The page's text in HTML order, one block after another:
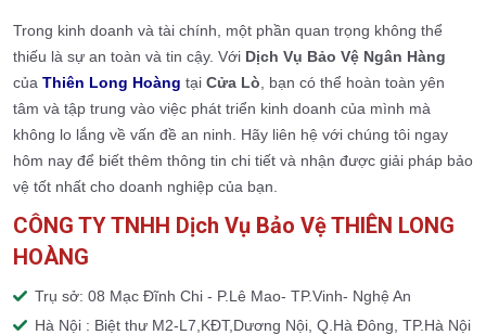
Trong kinh doanh và tài chính, một phần quan trọng không thể
thiếu là sự an toàn và tin cậy. Với Dịch Vụ Bảo Vệ Ngân Hàng
của Thiên Long Hoàng tại Cửa Lò , bạn có thể hoàn toàn yên
tâm và tập trung vào việc phát triển kinh doanh của mình mà
không lo lắng về vấn đề an ninh. Hãy liên hệ với chúng tôi ngay
hôm nay để biết thêm thông tin chi tiết và nhận được giải pháp bảo
vệ tốt nhất cho doanh nghiệp của bạn.
CÔNG TY TNHH Dịch Vụ Bảo Vệ THIÊN LONG
HOÀNG
Trụ sở: 08 Mạc Đĩnh Chi - P.Lê Mao- TP.Vinh- Nghệ An
Hà Nội : Biệt thư M2-L7,KĐT,Dương Nội, Q.Hà Đông, TP.Hà Nội